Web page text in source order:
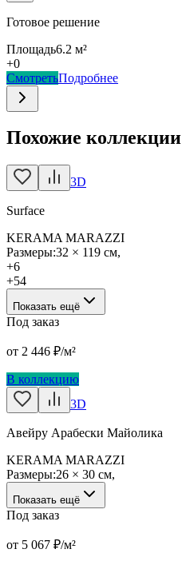
Готовое решение
Площадь6.2 м²
+0
СмотретьПодробнее
Похожие коллекции
3D
Surface
KERAMA MARAZZI
Размеры:32 × 119 см,
+6
+54
Показать ещё
Под заказ
от 2 446 ₽/м²
В коллекцию
3D
Авейру Арабески Майолика
KERAMA MARAZZI
Размеры:26 × 30 см,
Показать ещё
Под заказ
от 5 067 ₽/м²